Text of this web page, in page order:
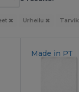
Urheilu
Made in PT